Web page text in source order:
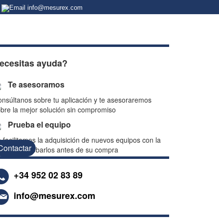
info@mesurex.com
ayuda?
Te asesoramos
sobre tu aplicación y te asesoraremos
la mejor solución sin compromiso
Prueba el equipo
facilitamos la adquisición de nuevos equipos con la
de probarlos antes de su compra
+34 952 02 83 89
info@mesurex.com